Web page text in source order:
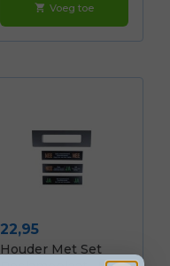
shopping_cart Voeg toe
Prijs
22,95
Houder Met Set